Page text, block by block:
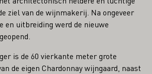
ziel van de wijnmakerij. Na ongeveer
en uitbreiding werd de nieuwe
is de 60 vierkante meter grote
de eigen Chardonnay wijngaard, naast